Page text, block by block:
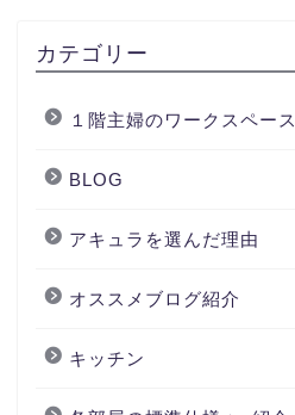
カテゴリー
１階主婦のワークスペース
BLOG
アキュラを選んだ理由
オススメブログ紹介
キッチン